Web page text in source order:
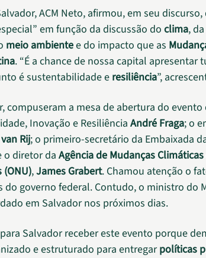
ACM Neto, afirmou, em seu
em função da discussão do clima, da
meio ambientee do impacto que as
. “É a chance de nossa capital apresentar
é sustentabilidade e resiliência”,
compuseram a mesa de abertura do
Inovação e Resiliência André Fraga; o
Rij; o primeiro-secretário da Embaixada
o diretor da Agência de Mudanças Climáticas
(ONU),James Grabert. Chamou atenção o
do governo federal. Contudo, o ministro do
em Salvador nos próximos dias.
Salvador receber este evento porque
e estruturado para entregarpolíticas